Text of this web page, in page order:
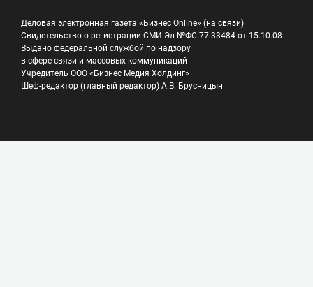
Деловая электронная газета «Бизнес Online» (на связи)
Свидетельство о регистрации СМИ Эл №ФС 77-33484 от 15.10.08
Выдано федеральной службой по надзору
в сфере связи и массовых коммуникаций
Учредитель ООО «Бизнес Медия Холдинг»
Шеф-редактор (главный редактор) А.В. Брусницын